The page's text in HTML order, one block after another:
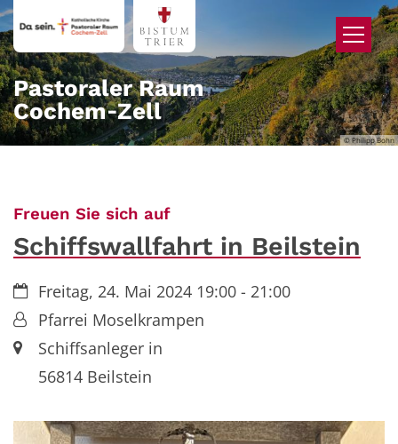
Zum Inhalt springen
© Philipp Bohn
Pastoraler Raum
Cochem‑Zell
Freuen Sie sich auf:
Schiffswallfahrt in Beilstein
Datum:Freitag, 24. Mai 2024 19:00 - 21:00
Von:Pfarrei Moselkrampen
Ort:Schiffsanleger in
56814 Beilstein